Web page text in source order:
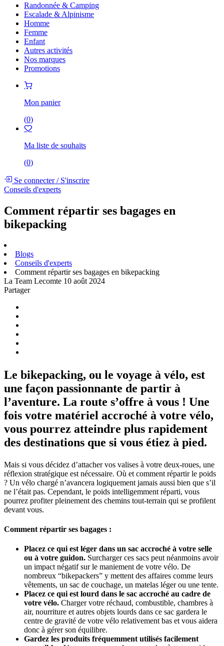
Randonnée & Camping
Escalade & Alpinisme
Homme
Femme
Enfant
Autres activités
Nos marques
Promotions
Mon panier
(0)
Ma liste de souhaits
(0)
Se connecter/S'inscrire
Conseils d'experts
Comment répartir ses bagages en
bikepacking
Blogs
Conseils d'experts
Comment répartir ses bagages en bikepacking
La Team Lecomte 10 août 2024
Partager
Le bikepacking, ou le voyage à vélo, est
une façon passionnante de partir à
l’aventure. La route s’offre à vous ! Une
fois votre matériel accroché à votre vélo,
vous pourrez atteindre plus rapidement
des destinations que si vous étiez à pied.
Mais si vous décidez d’attacher vos valises à votre deux-roues, une
réflexion stratégique est nécessaire. Où et comment répartir le poids
? Un vélo chargé n’avancera logiquement jamais aussi bien que s’il
ne l’était pas. Cependant, le poids intelligemment réparti, vous
pourrez profiter pleinement des chemins tout-terrain qui se profilent
devant vous.
Comment répartir ses bagages :
Placez ce qui est léger dans un sac accroché à votre selle
ou à votre guidon. Surcharger ces sacs peut néanmoins avoir
un impact négatif sur le maniement de votre vélo. De
nombreux “bikepackers” y mettent des affaires comme leurs
vêtements, un sac de couchage, un matelas léger ou une tente.
Placez ce qui est lourd dans le sac accroché au cadre de
votre vélo. Charger votre réchaud, combustible, chambres à
air, nourriture et autres objets lourds dans ce sac gardera le
centre de gravité de votre vélo relativement bas et vous aidera
donc à gérer son équilibre.
Gardez les produits fréquemment utilisés facilement